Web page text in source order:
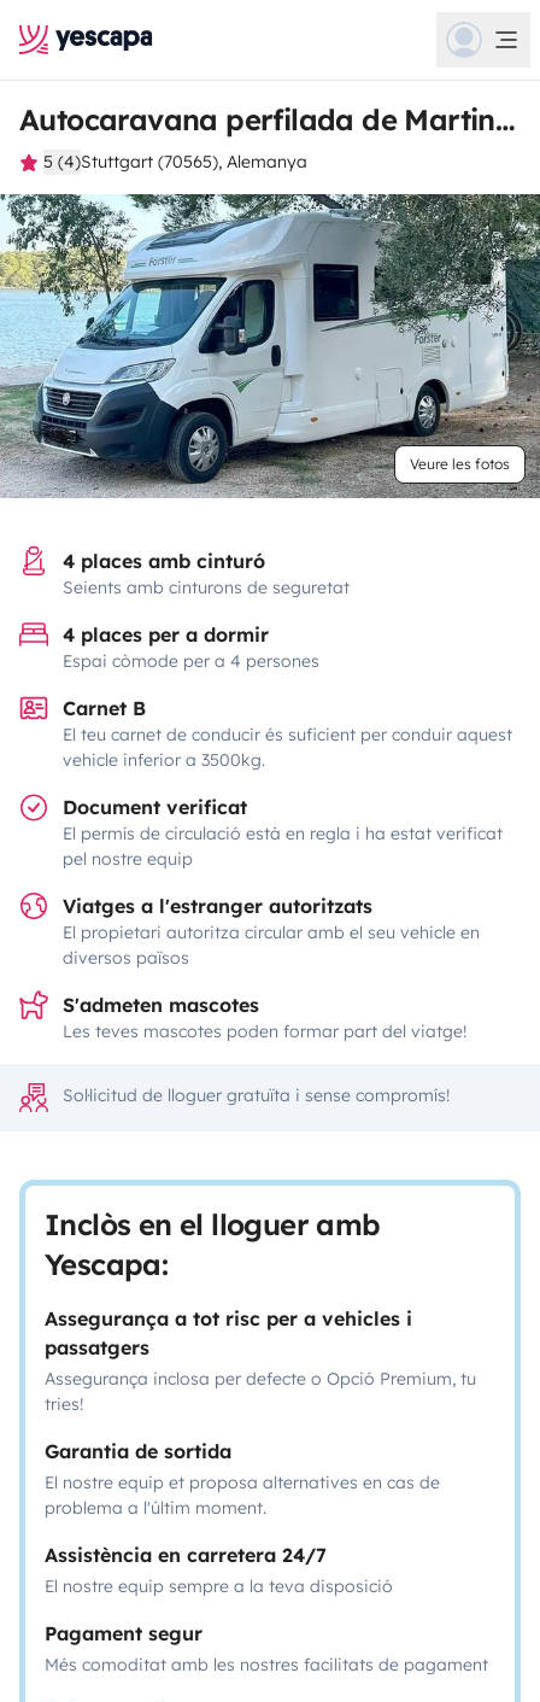
Autocaravana perfilada de Martin Konrad
5 (4)Stuttgart (70565), Alemanya
Veure les fotos
4 places amb cinturó
Seients amb cinturons de seguretat
4 places per a dormir
Espai còmode per a 4 persones
Carnet B
El teu carnet de conducir és suficient per conduir aquest
vehicle inferior a 3500kg.
Document verificat
El permís de circulació està en regla i ha estat verificat
pel nostre equip
Viatges a l'estranger autoritzats
El propietari autoritza circular amb el seu vehicle en
diversos països
S'admeten mascotes
Les teves mascotes poden formar part del viatge!
Sol·licitud de lloguer gratuïta i sense compromís!
Inclòs en el lloguer amb
Yescapa:
Assegurança a tot risc per a vehicles i
passatgers
Assegurança inclosa per defecte o Opció Premium, tu
tries!
Garantia de sortida
El nostre equip et proposa alternatives en cas de
problema a l'últim moment.
Assistència en carretera 24/7
El nostre equip sempre a la teva disposició
Pagament segur
Més comoditat amb les nostres facilitats de pagament